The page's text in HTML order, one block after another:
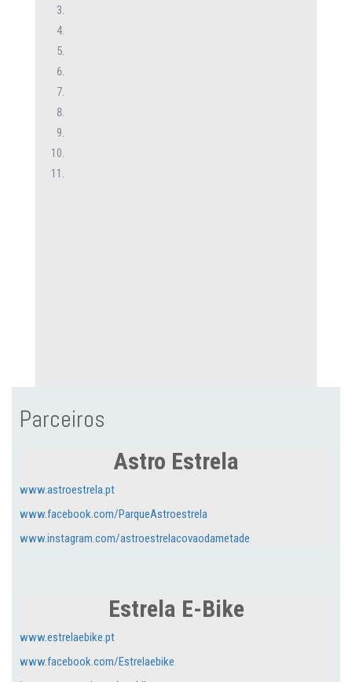
Parceiros
Astro Estrela
www.astroestrela.pt
www.facebook.com/ParqueAstroestrela
www.instagram.com/astroestrelacovaodametade
Estrela E-Bike
www.estrelaebike.pt
www.facebook.com/Estrelaebike